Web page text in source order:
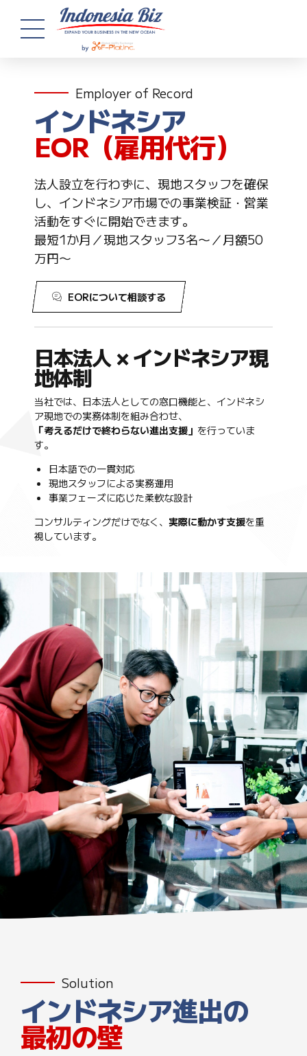
Employer of Record
インドネシア
EOR（雇用代行）
法人設立を行わずに、現地スタッフを確保
し、インドネシア市場での事業検証・営業
活動をすぐに開始できます。
最短1か月／現地スタッフ3名〜／月額50
万円〜
EORについて相談する
日本法人 × インドネシア現
地体制
当社では、日本法人としての窓口機能と、インドネシ
ア現地での実務体制を組み合わせ、
「考えるだけで終わらない進出支援」 を行っていま
す。
日本語での一貫対応
現地スタッフによる実務運用
事業フェーズに応じた柔軟な設計
コンサルティングだけでなく、 実際に動かす支援を重
視しています。
Solution
インドネシア進出の
最初の壁